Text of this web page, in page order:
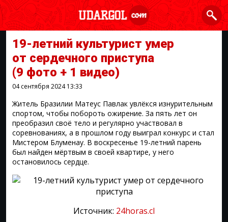
19-летний культурист умер
от сердечного приступа
(9 фото + 1 видео)
04 сентября 202413:33
Житель Бразилии Матеус Павлак увлёкся изнурительным
спортом, чтобы побороть ожирение. За пять лет он
преобразил своё тело и регулярно участвовал в
соревнованиях, а в прошлом году выиграл конкурс и стал
Мистером Блуменау. В воскресенье 19-летний парень
был найден мёртвым в своей квартире, у него
остановилось сердце.
Источник: 24horas.cl